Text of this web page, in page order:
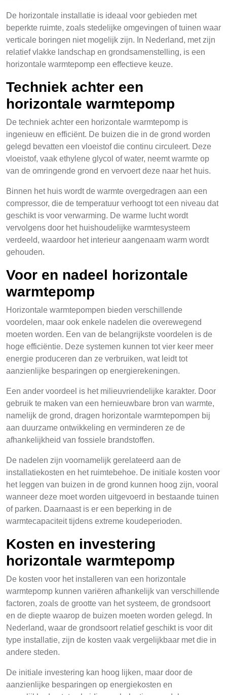
De horizontale installatie is ideaal voor gebieden met
beperkte ruimte, zoals stedelijke omgevingen of tuinen waar
verticale boringen niet mogelijk zijn. In Nederland, met zijn
relatief vlakke landschap en grondsamenstelling, is een
horizontale warmtepomp een effectieve keuze.
Techniek achter een
horizontale warmtepomp
De techniek achter een horizontale warmtepomp is
ingenieuw en efficiënt. De buizen die in de grond worden
gelegd bevatten een vloeistof die continu circuleert. Deze
vloeistof, vaak ethylene glycol of water, neemt warmte op
van de omringende grond en vervoert deze naar het huis.
Binnen het huis wordt de warmte overgedragen aan een
compressor, die de temperatuur verhoogt tot een niveau dat
geschikt is voor verwarming. De warme lucht wordt
vervolgens door het huishoudelijke warmtesysteem
verdeeld, waardoor het interieur aangenaam warm wordt
gehouden.
Voor en nadeel horizontale
warmtepomp
Horizontale warmtepompen bieden verschillende
voordelen, maar ook enkele nadelen die overewegend
moeten worden. Een van de belangrijkste voordelen is de
hoge efficiëntie. Deze systemen kunnen tot vier keer meer
energie produceren dan ze verbruiken, wat leidt tot
aanzienlijke besparingen op energierekeningen.
Een ander voordeel is het milieuvriendelijke karakter. Door
gebruik te maken van een hernieuwbare bron van warmte,
namelijk de grond, dragen horizontale warmtepompen bij
aan duurzame ontwikkeling en verminderen ze de
afhankelijkheid van fossiele brandstoffen.
De nadelen zijn voornamelijk gerelateerd aan de
installatiekosten en het ruimtebehoe. De initiale kosten voor
het leggen van buizen in de grond kunnen hoog zijn, vooral
wanneer deze moet worden uitgevoerd in bestaande tuinen
of parken. Daarnaast is er een beperking in de
warmtecapaciteit tijdens extreme koudeperioden.
Kosten en investering
horizontale warmtepomp
De kosten voor het installeren van een horizontale
warmtepomp kunnen variëren afhankelijk van verschillende
factoren, zoals de grootte van het systeem, de grondsoort
en de diepte waarop de buizen moeten worden gelegd. In
Nederland, waar de grondsoort relatief geschikt is voor dit
type installatie, zijn de kosten vaak vergelijkbaar met die in
andere steden.
De initiale investering kan hoog lijken, maar door de
aanzienlijke besparingen op energiekosten en